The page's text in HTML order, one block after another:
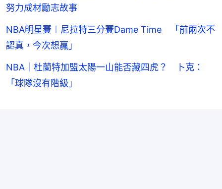
努力成材勵志故事
NBA明星賽︱尼拉特三分賽Dame Time 「前兩次不
認真，今次想贏」
NBA｜杜蘭特加盟太陽一山能否藏四虎？ 卜克：
「球隊沒有階級」